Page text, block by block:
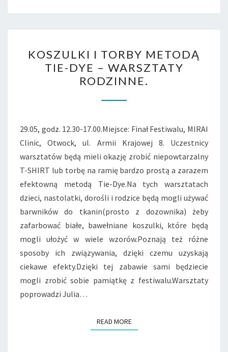
I
TORBY
METODĄ
TIE-
–
WARSZTATY
RODZINNE.
KOSZULKI I TORBY METODĄ
TIE-DYE – WARSZTATY
RODZINNE.
29.05, godz. 12.30-17.00.Miejsce: Finał Festiwalu, MIRAI
Clinic, Otwock, ul. Armii Krajowej 8. Uczestnicy
warsztatów będą mieli okazję zrobić niepowtarzalny
T-SHIRT lub torbę na ramię bardzo prostą a zarazem
efektowną metodą Tie-Dye.Na tych warsztatach
dzieci, nastolatki, dorośli i rodzice będą mogli używać
barwników do tkanin(prosto z dozownika) żeby
zafarbować białe, bawełniane koszulki, które będą
mogli ułożyć w wiele wzorów.Poznają też różne
sposoby ich związywania, dzięki czemu uzyskają
ciekawe efekty.Dzięki tej zabawie sami będziecie
mogli zrobić sobie pamiątkę z festiwalu.Warsztaty
poprowadzi Julia…
READ MOREREAD MORE